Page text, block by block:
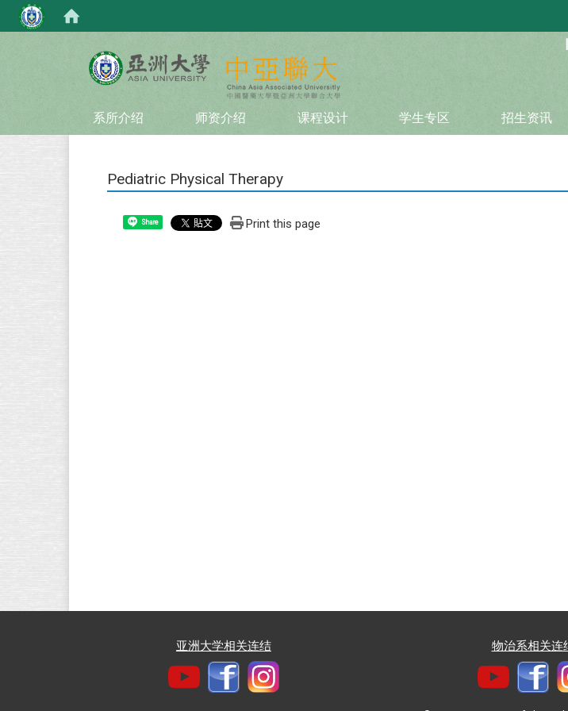
|
系所介绍 师资介绍 课程设计 学生专区 招生资讯
Pediatric Physical Therapy
Share Print this page
亚洲大学相关连结 物治系相关连